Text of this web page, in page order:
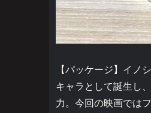
【パッケージ】イ
キャラとして誕生し
力。今回の映画では